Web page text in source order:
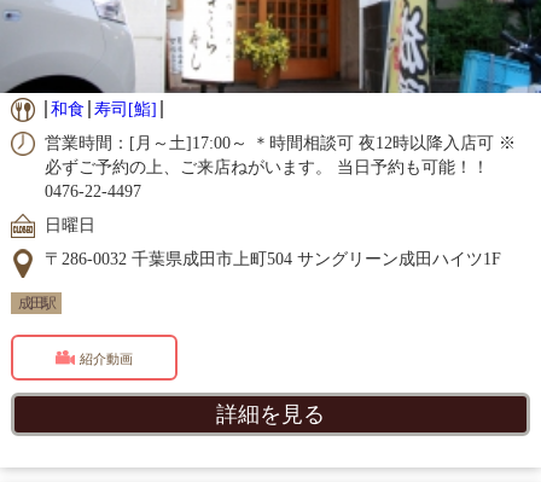
和食 寿司[鮨]
営業時間：[月～土]17:00～ ＊時間相談可 夜12時以降入店可 ※
必ずご予約の上、ご来店ねがいます。 当日予約も可能！！
0476-22-4497
日曜日
〒286-0032 千葉県成田市上町504 サングリーン成田ハイツ1F
成田駅
紹介動画
詳細を見る